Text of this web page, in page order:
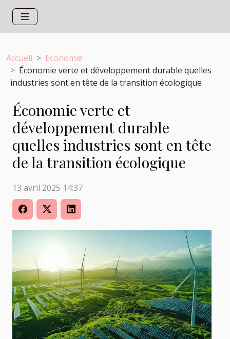
Accueil
Economie
Économie verte et développement durable quelles
industries sont en tête de la transition écologique
Économie verte et
développement durable
quelles industries sont en tête
de la transition écologique
13 avril 2025 14:37